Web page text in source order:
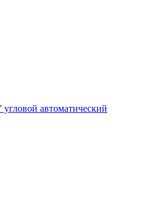
автоматический